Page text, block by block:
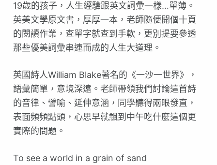
19歲的孩子，人生經驗跟英文詞彙一樣…單薄。
英美文學原文書，厚厚一本，老師隨便開個十頁
的閱讀作業，查單字就查到手軟，更別提要參透
那些優美詞彙串連而成的人生大道理。
英國詩人William Blake著名的《一沙一世界》，
語彙簡單，意境深遠。老師帶領我們討論這首詩
的音律、譬喻、延伸意涵，同學聽得兩眼發直，
表面頻頻點頭，心思早就飄到中午吃什麼這個更
實際的問題。
To see a world in a grain of sand